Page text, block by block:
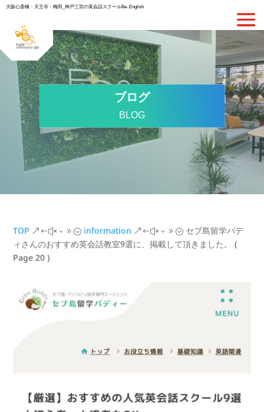
大阪心斎橋・天王寺・梅田_神戸三宮の英会話スクールBe..English
ブログ
BLOG
TOP &#x39; information &#x39; セブ島留学バデ
ィさんのおすすめ英会話教室9選に、掲載して頂きました。
(
Page 20 )